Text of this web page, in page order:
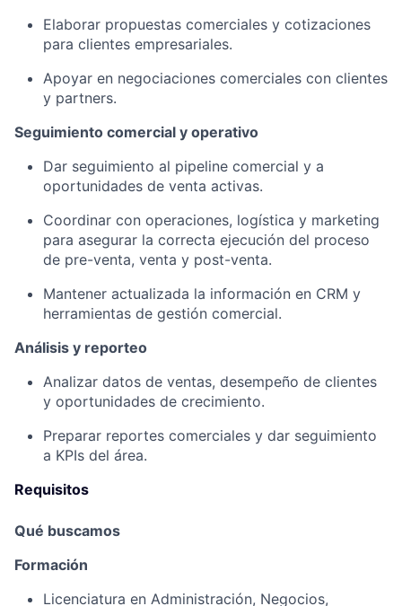
Elaborar propuestas comerciales y cotizaciones
para clientes empresariales.
Apoyar en negociaciones comerciales con clientes
y partners.
Seguimiento comercial y operativo
Dar seguimiento al pipeline comercial y a
oportunidades de venta activas.
Coordinar con operaciones, logística y marketing
para asegurar la correcta ejecución del proceso
de pre-venta, venta y post-venta.
Mantener actualizada la información en CRM y
herramientas de gestión comercial.
Análisis y reporteo
Analizar datos de ventas, desempeño de clientes
y oportunidades de crecimiento.
Preparar reportes comerciales y dar seguimiento
a KPIs del área.
Requisitos
Qué buscamos
Formación
Licenciatura en Administración, Negocios,